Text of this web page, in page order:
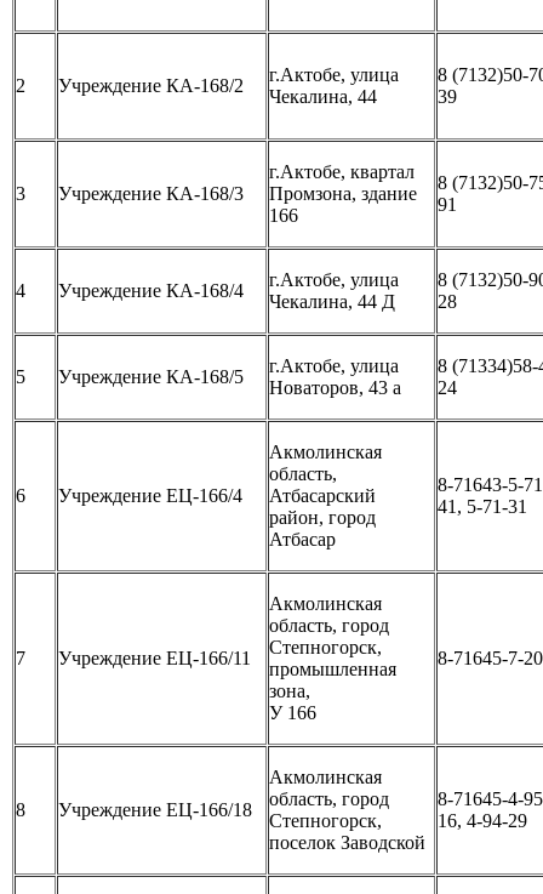
2 Учреждение КА-168/2
г.Актобе, улица
Чекалина, 44
8 (7132)50-
39
3 Учреждение КА-168/3
г.Актобе, квартал
Промзона, здание
166
8 (7132)50-
91
4 Учреждение КА-168/4
г.Актобе, улица
Чекалина, 44 Д
8 (7132)50-
28
5 Учреждение КА-168/5
г.Актобе, улица
Новаторов, 43 а
8 (71334)58-
24
6 Учреждение ЕЦ-166/4
Акмолинская
область,
Атбасарский
район, город
Атбасар
8-71643-5-
41, 5-71-31
7 Учреждение ЕЦ-166/11
Акмолинская
область, город
Степногорск,
промышленная
зона,
У 166
8-71645-7-
8 Учреждение ЕЦ-166/18
Акмолинская
область, город
Степногорск,
поселок Заводской
8-71645-4-
16, 4-94-29